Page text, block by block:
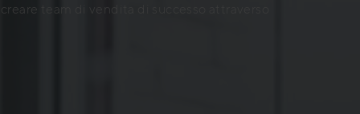
team di vendita di successo attraverso